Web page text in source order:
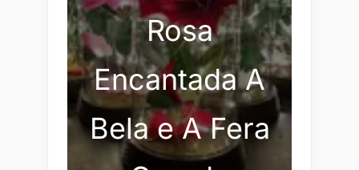
Rosa
Encantada A
Bela e A Fera